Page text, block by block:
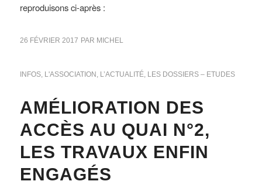
reproduisons ci-après :
26 FÉVRIER 2017 PAR MICHEL
INFOS, L'ASSOCIATION L’ACTUALITÉ, LES DOSSIERS – ETUDES
AMÉLIORATION DES
ACCÈS AU QUAI N°2,
LES TRAVAUX ENFIN
ENGAGÉS